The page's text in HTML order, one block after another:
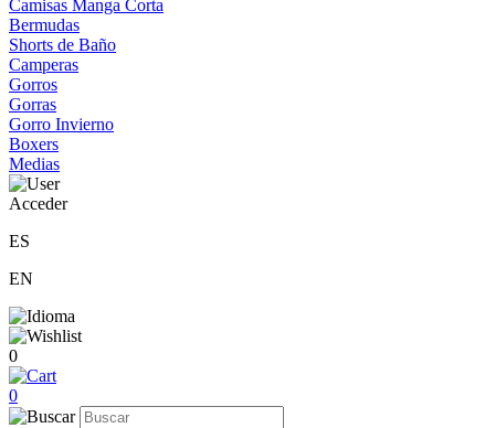
Camisas Manga Corta
Bermudas
Shorts de Baño
Camperas
Gorros
Gorras
Gorro Invierno
Boxers
Medias
Acceder
ES
EN
0
0